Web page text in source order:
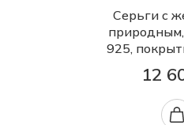
Серьги с
925,
12